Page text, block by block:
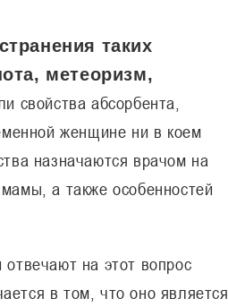
таких
метеоризм,
свойства абсорбента,
женщине ни в коем
назначаются врачом на
а также особенностей
на этот вопрос
в том, что оно является